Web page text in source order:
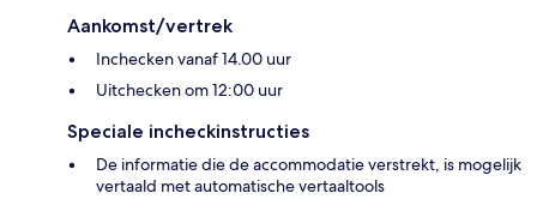
Aankomst/vertrek
Inchecken vanaf 14.00 uur
Uitchecken om 12:00 uur
Speciale incheckinstructies
De informatie die de accommodatie verstrekt, is mogelijk
vertaald met automatische vertaaltools